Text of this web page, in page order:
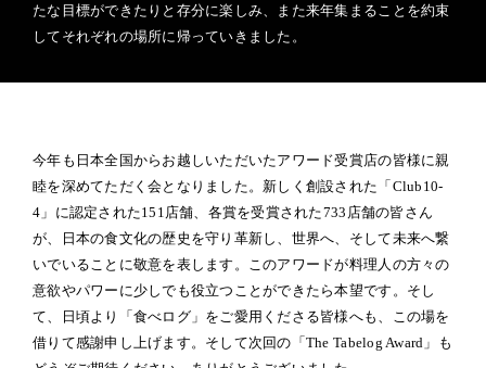
たな目標ができたりと存分に楽しみ、また来年集まることを約束
してそれぞれの場所に帰っていきました。
今年も日本全国からお越しいただいたアワード受賞店の皆様に親
睦を深めてただく会となりました。新しく創設された「Club10-
4」に認定された151店舗、各賞を受賞された733店舗の皆さん
が、日本の食文化の歴史を守り革新し、世界へ、そして未来へ繋
いでいることに敬意を表します。このアワードが料理人の方々の
意欲やパワーに少しでも役立つことができたら本望です。そし
て、日頃より「食べログ」をご愛用くださる皆様へも、この場を
借りて感謝申し上げます。そして次回の「The Tabelog Award」も